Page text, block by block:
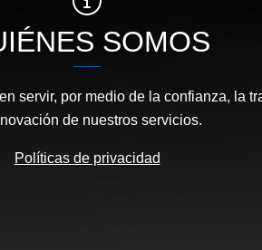
SOMOS
servir, por medio de la confianza, la
de nuestros servicios.
Políticas de privacidad